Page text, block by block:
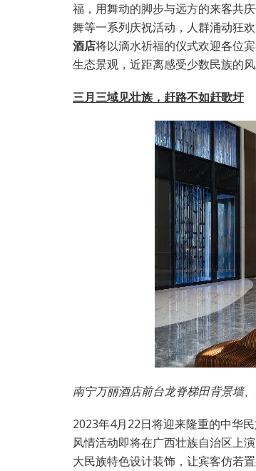
福，用舞动的脚步与远方的来客共
舞等一系列庆祝活动，人群涌动狂
酒店将以滴水祈福的仪式欢迎各位
生态景观，近距离感受少数民族的风
三月三域见壮族，赶路不如赶歌圩
南宁万丽酒店前台龙脊梯田背景墙
2023年4月22日将迎来隆重的中华
风情活动即将在广西壮族自治区上
大民族特色设计装饰，让宾客仿若